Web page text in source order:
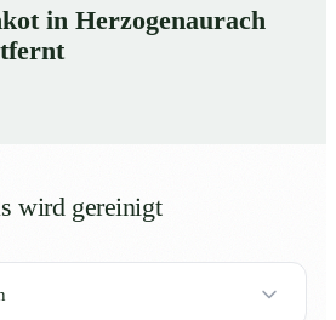
in Herzogenaurach
wird gereinigt